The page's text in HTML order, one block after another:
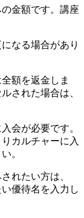
金額です。講座
なる場合があり
額を返金しま
された場合は、
会が必要です。
カルチャーに入
。
れたい方は、
優待名を入力し